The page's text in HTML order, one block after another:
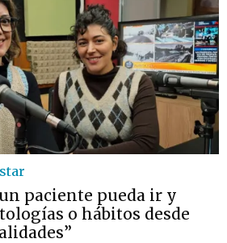
paciente pueda ir y
o hábitos desde